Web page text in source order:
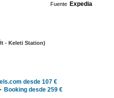
Fuente Expedia
- Keleti Station)
desde 107 €
Booking desde 259 €